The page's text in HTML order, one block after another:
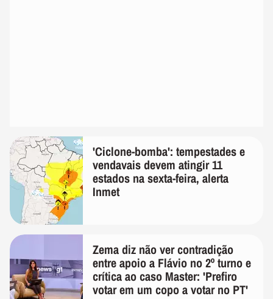
'Ciclone-bomba': tempestades e
vendavais devem atingir 11
estados na sexta-feira, alerta
Inmet
Zema diz não ver contradição
entre apoio a Flávio no 2º turno e
crítica ao caso Master: 'Prefiro
votar em um copo a votar no PT'